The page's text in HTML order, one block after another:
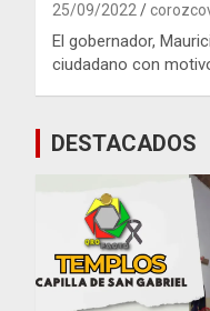
25/09/2022
El gobernador,
ciudadano con
DESTACADOS